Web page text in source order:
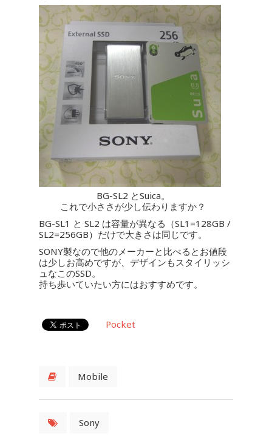
BG-SL2 とSuica。
これで小ささが少し伝わりますか？
BG-SL1 と SL2 は容量が異なる（SL1=128GB /
SL2=256GB）だけで大きさは同じです。
SONY製なので他のメーカーと比べるとお値段
は少しお高めですが、デザインもスタイリッシ
ュなこのSSD。
持ち歩いていたい方にはおすすめです。
Pocket
Mobile
Sony